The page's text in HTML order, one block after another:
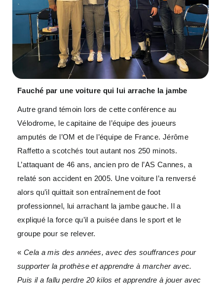
Fauché par une voiture qui lui arrache la jambe
Autre grand témoin lors de cette conférence au
Vélodrome, le capitaine de l’équipe des joueurs
amputés de l’OM et de l’équipe de France. Jérôme
Raffetto a scotchés tout autant nos 250 minots.
L’attaquant de 46 ans, ancien pro de l’AS Cannes, a
relaté son accident en 2005. Une voiture l’a renversé
alors qu’il quittait son entraînement de foot
professionnel, lui arrachant la jambe gauche. Il a
expliqué la force qu’il a puisée dans le sport et le
groupe pour se relever.
« Cela a mis des années, avec des souffrances pour
supporter la prothèse et apprendre à marcher avec.
Puis il a fallu perdre 20 kilos et apprendre à jouer avec